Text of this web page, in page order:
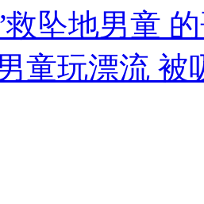
痛下狠手拳打脚踢
生回应
救坠地男童
童玩漂流 被